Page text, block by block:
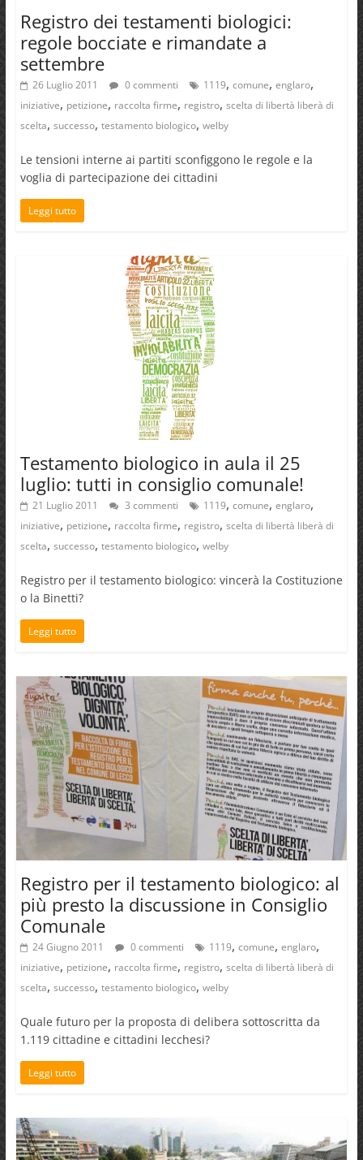
Registro dei testamenti biologici:
regole bocciate e rimandate a
settembre
26 Luglio 2011 0 commenti 1119, comune, englaro,
iniziative, petizione, raccolta firme, registro, scelta di libertà liberà di
scelta, successo, testamento biologico, welby
Le tensioni interne ai partiti sconfiggono le regole e la
voglia di partecipazione dei cittadini
Leggi tutto
Testamento biologico in aula il 25
luglio: tutti in consiglio comunale!
21 Luglio 2011 3 commenti 1119, comune, englaro,
iniziative, petizione, raccolta firme, registro, scelta di libertà liberà di
scelta, successo, testamento biologico, welby
Registro per il testamento biologico: vincerà la Costituzione
o la Binetti?
Leggi tutto
Registro per il testamento biologico: al
più presto la discussione in Consiglio
Comunale
24 Giugno 2011 0 commenti 1119, comune, englaro,
iniziative, petizione, raccolta firme, registro, scelta di libertà liberà di
scelta, successo, testamento biologico, welby
Quale futuro per la proposta di delibera sottoscritta da
1.119 cittadine e cittadini lecchesi?
Leggi tutto